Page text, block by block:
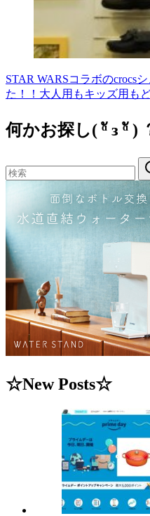
STAR WARSコラボのcrocs
た！！大人用もキッズ用も
何かお探し( ᵅั ᴈ ᵅั )
☆New Posts☆